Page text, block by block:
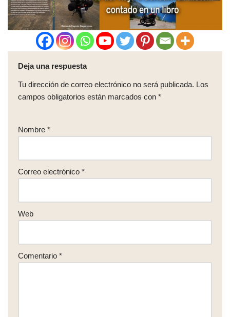
Deja una respuesta
Tu dirección de correo electrónico no será publicada. Los
campos obligatorios están marcados con *
Nombre *
Correo electrónico *
Web
Comentario *